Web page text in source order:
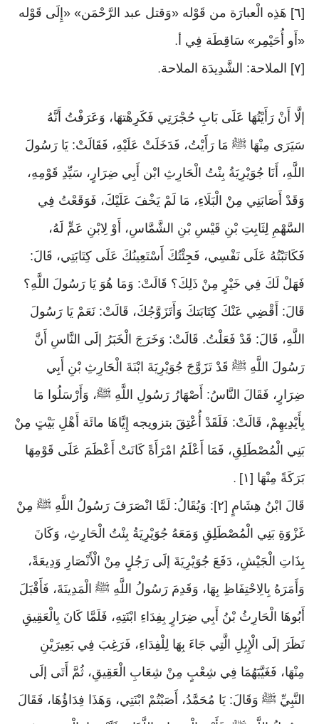
[٦] هَذِه الْعبارَة من قَوْله «وَقتل عبد الرَّحْمَن» «إِلَى قَوْله
«أَو أُحَيْمِر» سَاقِطَة فِي أ
.
[٧] الملاحة: الشَّدِيدَة الملاحة .
إلَّا أَنْ رَأَيْتُهَا عَلَى بَابِ حُجْرَتِي فَكَرِهْتهَا، وَعَرَفْتُ أَنَّهُ
سَيَرَى مِنْهَا ﷺ مَا رَأَيْتُ، فَدَخَلَتْ عَلَيْهِ، فَقَالَتْ: يَا رَسُولَ
اللَّهِ، أَنَا جُوَيْرِيَةُ بِنْتُ الْحَارِثِ ابْن أَبِي ضِرَارٍ، سَيِّدِ قَوْمِهِ،
وَقَدْ أَصَابَنِي مِنْ الْبَلَاءِ، مَا لَمْ يَخْفَ عَلَيْكَ، فَوَقَعْتُ فِي
السَّهْمِ لِثَابِتِ بْنِ قَيْسِ بْنِ الشَّمَّاسِ، أَوْ لِابْنِ عَمٍّ لَهُ،
فَكَاتَبْتُهُ عَلَى نَفْسِي، فَجِئْتُكَ أَسْتَعِينُكَ عَلَى كِتَابَتِي، قَالَ:
فَهَلْ لَكَ فِي خَيْرٍ مِنْ ذَلِكَ؟ قَالَتْ: وَمَا هُوَ يَا رَسُولَ اللَّهِ؟
قَالَ: أَقْضِي عَنْكَ كِتَابَتكَ وَأَتَزَوَّجُكَ، قَالَتْ: نَعَمْ يَا رَسُولَ
اللَّهِ، قَالَ: قَدْ فَعَلْتُ. قَالَتْ: وَخَرَجَ الْخَبَرُ إلَى النَّاسِ أَنَّ
رَسُولَ اللَّهِ ﷺ قَدْ تَزَوَّجَ جُوَيْرِيَةَ ابْنَةَ الْحَارِثِ بْنِ أَبِي
ضِرَارٍ، فَقَالَ النَّاسُ: أَصْهَارُ رَسُولِ اللَّهِ ﷺ، وَأَرْسَلُوا مَا
بِأَيْدِيهِمْ، قَالَتْ: فَلَقَدْ أُعْتِقَ بتزويجه إِيَّاهَا مائَة أَهْلِ بَيْتٍ مِنْ
بَنِي الْمُصْطَلِقِ، فَمَا أَعْلَمُ امْرَأَةً كَانَتْ أَعْظَمَ عَلَى قَوْمِهَا
بَرَكَةً مِنْهَا [١]
.
قَالَ ابْنُ هِشَامٍ [٢]: وَيُقَالُ: لَمَّا انْصَرَفَ رَسُولُ اللَّهِ ﷺ مِنْ
غَزْوَةِ بَنِي الْمُصْطَلِقِ وَمَعَهُ جُوَيْرِيَةُ بِنْتُ الْحَارِثِ، وَكَانَ
بِذَاتِ الْجَيْشِ، دَفَعَ جُوَيْرِيَةَ إلَى رَجُلٍ مِنْ الْأَنْصَارِ وَدِيعَةً،
وَأَمَرَهُ بِالِاحْتِفَاظِ بِهَا، وَقَدِمَ رَسُولُ اللَّهِ ﷺ الْمَدِينَةَ، فَأَقْبَلَ
أَبُوهَا الْحَارِثُ بْنُ أَبِي ضِرَارٍ بِفِدَاءِ ابْنَتِهِ، فَلَمَّا كَانَ بِالْعَقِيقِ
نَظَرَ إلَى الْإِبِلِ الَّتِي جَاءَ بِهَا لِلْفِدَاءِ، فَرَغِبَ فِي بَعِيرَيْنِ
مِنْهَا، فَغَيَّبَهُمَا فِي شِعْبٍ مِنْ شِعَابِ الْعَقِيقِ، ثُمَّ أَتَى إلَى
النَّبِيِّ ﷺ وَقَالَ: يَا مُحَمَّدُ، أَصَبْتُمْ ابْنَتِي، وَهَذَا فِدَاؤُهَا، فَقَالَ